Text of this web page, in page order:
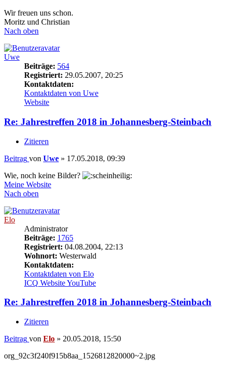
Wir freuen uns schon.
Moritz und Christian
Nach oben
Uwe
Beiträge: 564
Registriert: 29.05.2007, 20:25
Kontaktdaten:
Kontaktdaten von Uwe
Website
Re: Jahrestreffen 2018 in Johannesberg-Steinbach
Zitieren
Beitrag von Uwe » 17.05.2018, 09:39
Wie, noch keine Bilder?
Meine Website
Nach oben
Elo
Administrator
Beiträge: 1765
Registriert: 04.08.2004, 22:13
Wohnort: Westerwald
Kontaktdaten:
Kontaktdaten von Elo
ICQ WebsiteYouTube
Re: Jahrestreffen 2018 in Johannesberg-Steinbach
Zitieren
Beitrag von Elo » 20.05.2018, 15:50
org_92c3f240f915b8aa_1526812820000~2.jpg